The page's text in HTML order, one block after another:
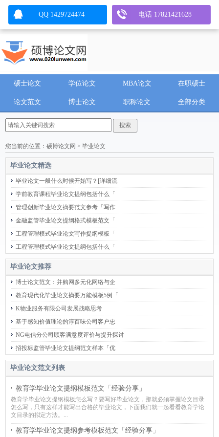
硕士论文 学位论文 MBA论文 在职硕士
论文范文 博士论文 职称论文 全部分类
您当前的位置：硕博论文网 >毕业论文
毕业论文精选
毕业论文一般什么时候开始写？[详细流
学前教育课程毕业论文提纲包括什么「
管理创新毕业论文摘要范文参考「写作
金融监管毕业论文提纲格式模板范文「
工程管理模式毕业论文写作提纲模板「
工程管理模式毕业论文提纲包括什么「
毕业论文推荐
博士论文范文：并购网多元化网络与企
教育现代化毕业论文摘要万能模板5例「
K物业服务有限公司发展战略思考
基于感知价值理论的淳百味公司客户忠
NG电信分公司顾客满意度评价与提升探讨
招投标监管毕业论文提纲范文样本「优
毕业论文范文列表
教育学毕业论文提纲模板范文「经验分享」
教育学毕业论文提纲模板怎么写？要写好毕业论文，那就必须掌握论文目录
怎么写，只有这样才能写出合格的毕业论文，下面我们就一起看看教育学论
文目录的拟定方法。...
教育学毕业论文提纲参考模板范文「经验分享」
QQ 1429724474 电话 17821421628